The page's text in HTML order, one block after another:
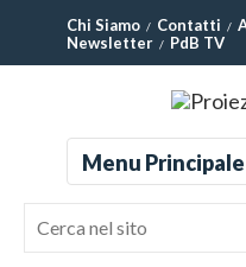
Chi Siamo Contatti
Newsletter
PdB TV